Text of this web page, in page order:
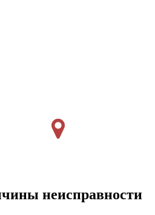
неисправности